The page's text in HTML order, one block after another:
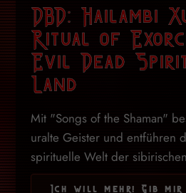
DBD: Hailambi
Ritual of
Evil Dead
Land
Mit "Songs of the Shaman"
uralte Geister und entführen
spirituelle Welt der
Ich will mehr! Gib